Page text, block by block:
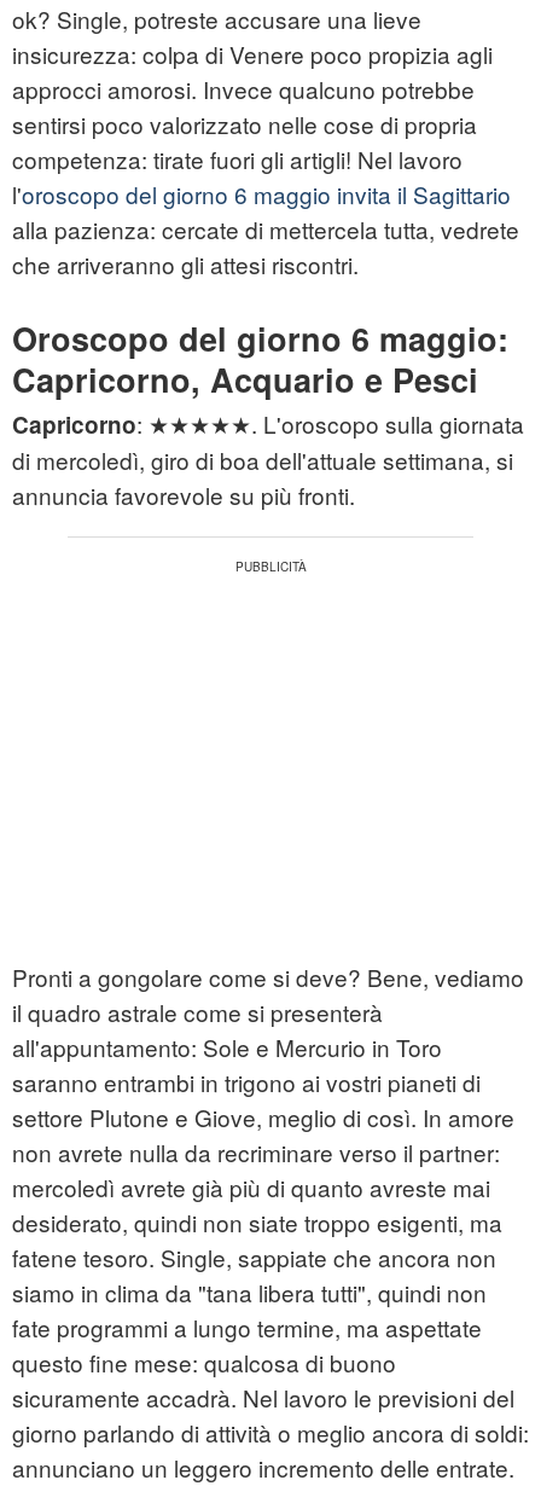
ok? Single, potreste accusare una lieve
insicurezza: colpa di Venere poco propizia agli
approcci amorosi. Invece qualcuno potrebbe
sentirsi poco valorizzato nelle cose di propria
competenza: tirate fuori gli artigli! Nel lavoro
l'oroscopo del giorno 6 maggio invita il Sagittario
alla pazienza: cercate di mettercela tutta, vedrete
che arriveranno gli attesi riscontri.
Oroscopo del giorno 6 maggio:
Capricorno, Acquario e Pesci
Capricorno: ★★★★★. L'oroscopo sulla giornata
di mercoledì, giro di boa dell'attuale settimana, si
annuncia favorevole su più fronti.
Pronti a gongolare come si deve? Bene, vediamo
il quadro astrale come si presenterà
all'appuntamento: Sole e Mercurio in Toro
saranno entrambi in trigono ai vostri pianeti di
settore Plutone e Giove, meglio di così. In amore
non avrete nulla da recriminare verso il partner:
mercoledì avrete già più di quanto avreste mai
desiderato, quindi non siate troppo esigenti, ma
fatene tesoro. Single, sappiate che ancora non
siamo in clima da "tana libera tutti", quindi non
fate programmi a lungo termine, ma aspettate
questo fine mese: qualcosa di buono
sicuramente accadrà. Nel lavoro le previsioni del
giorno parlando di attività o meglio ancora di soldi:
annunciano un leggero incremento delle entrate.